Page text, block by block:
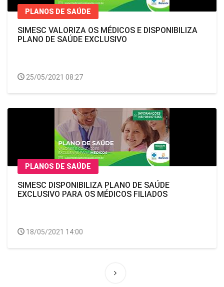
PLANOS DE SAÚDE
SIMESC VALORIZA OS MÉDICOS E DISPONIBILIZA
PLANO DE SAÚDE EXCLUSIVO
25/05/2021 08:27
PLANOS DE SAÚDE
SIMESC DISPONIBILIZA PLANO DE SAÚDE
EXCLUSIVO PARA OS MÉDICOS FILIADOS
18/05/2021 14:00